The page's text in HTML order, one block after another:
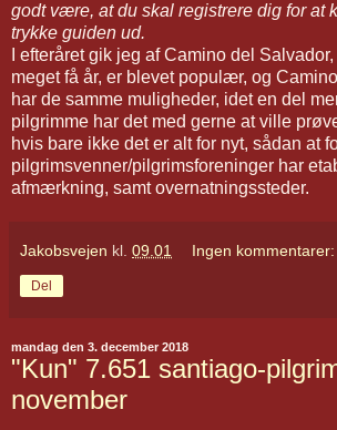
godt være, at du skal registrere dig for at
trykke guiden ud.
I efteråret gik jeg af Camino del
meget få år, er blevet populær, og
har de samme muligheder, idet en del
pilgrimme har det med gerne at ville
hvis bare ikke det er alt for nyt, sådan at
pilgrimsvenner/pilgrimsforeninger har
afmærkning, samt overnatningssteder.
Jakobsvejen kl. 09.01 Ingen kommentarer:
Del
mandag den 3. december 2018
"Kun" 7.651 santiago-
november